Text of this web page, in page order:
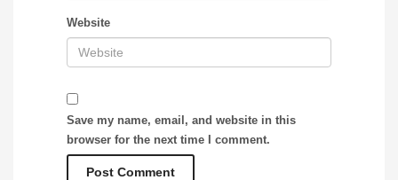
Website
Save my name, email, and website in this
browser for the next time I comment.